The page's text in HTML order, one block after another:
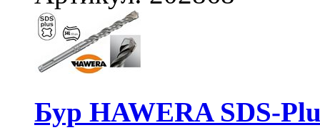
Бур HAWERA SDS-